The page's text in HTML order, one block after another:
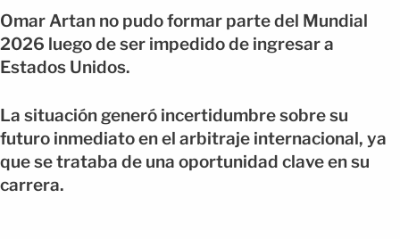
Omar Artan no pudo formar parte del Mundial
2026 luego de ser impedido de ingresar a
Estados Unidos.
La situación generó incertidumbre sobre su
futuro inmediato en el arbitraje internacional, ya
que se trataba de una oportunidad clave en su
carrera.